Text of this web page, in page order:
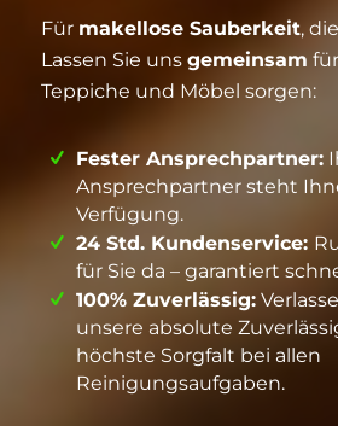
Für makellose Sauberkeit,
Lassen Sie uns gemeinsam
Teppiche und Möbel sorgen:
Fester Ansprechpartner:
Ansprechpartner steht
Verfügung.
24 Std. Kundenservice:
für Sie da – garantiert
100% Zuverlässig:
unsere absolute
höchste Sorgfalt bei allen
Reinigungsaufgaben.